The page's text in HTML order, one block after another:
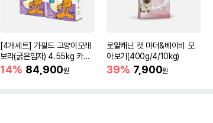
[4개세트] 가필드 고양이모래
보라(굵은입자) 4.55kg 카사
바모래
14% 84,900원
로얄캐닌 캣 마더&베이비 모
아보기(400g/4/10kg)
39% 7,900원